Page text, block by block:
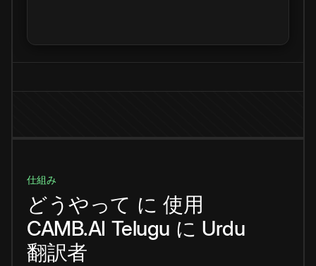
仕組み
どうやって に 使用
CAMB.AI Telugu に Urdu
翻訳者